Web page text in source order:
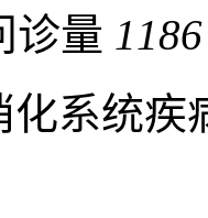
诊量 1186
化系统